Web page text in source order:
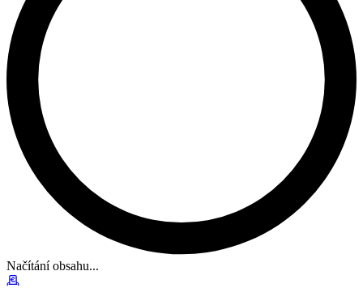
Načítání obsahu...